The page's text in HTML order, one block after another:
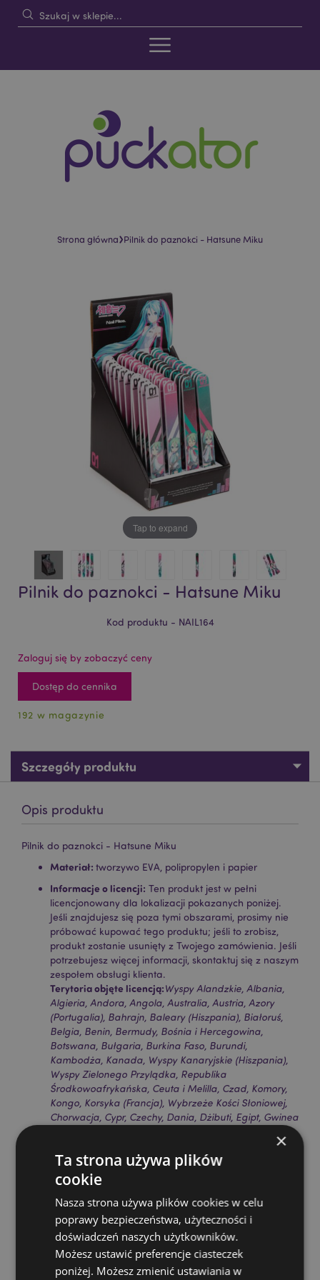
Strona główna›Pilnik do paznokci - Hatsune Miku
Tap to expand
Pilnik do paznokci - Hatsune Miku
Kod produktu - NAIL164
Zaloguj się by zobaczyć ceny
Dostęp do cennika
192 w magazynie
Szczegóły produktu
Opis produktu
Pilnik do paznokci - Hatsune Miku
Materiał: tworzywo EVA, polipropylen i papier
Informacje o licencji: Ten produkt jest w pełni
licencjonowany dla lokalizacji pokazanych poniżej.
Jeśli znajdujesz się poza tymi obszarami, prosimy nie
próbować kupować tego produktu; jeśli to zrobisz,
produkt zostanie usunięty z Twojego zamówienia. Jeśli
potrzebujesz więcej informacji, skontaktuj się z naszym
zespołem obsługi klienta.
Terytoria objęte licencją:Wyspy Alandzkie, Albania,
Algieria, Andora, Angola, Australia, Austria, Azory
(Portugalia), Bahrajn, Baleary (Hiszpania), Białoruś,
Belgia, Benin, Bermudy, Bośnia i Hercegowina,
Botswana, Bułgaria, Burkina Faso, Burundi,
Kambodża, Kanada, Wyspy Kanaryjskie (Hiszpania),
Wyspy Zielonego Przylądka, Republika
Środkowoafrykańska, Ceuta i Melilla, Czad, Komory,
Kongo, Korsyka (Francja), Wybrzeże Kości Słoniowej,
Chorwacja, Cypr, Czechy, Dania, Dżibuti, Egipt, Gwinea
Francuska, Gabon, Gambia, Niemcy, Ghana, Gibraltar,
Grecja, Gwadelupa, Guernsey (Wyspy Normandzkie),
Gwinea, Gwinea Bissau, Watykan, Węgry, Islandia,
Iran, Irak, Irlandia, Wyspa Man (Wielka Brytania),
Włochy (kontynentalne), Jersey (Wyspy Normandzkie),
Jordania, Kenia, Kuwejt, Łotwa, Liban, Lesotho, Liberia,
Libia, Liechtenstein, Litwa, Luksemburg, Macedonia
Północna, Madagaskar, Madera (Portugalia), Malawi,
Mali, Malta, Martynika, Mauretania, Mauritius,
×
Ta strona używa plików
cookie
Nasza strona używa plików cookies w celu
poprawy bezpieczeństwa, użyteczności i
doświadczeń naszych użytkowników.
Możesz ustawić preferencje ciasteczek
poniżej. Możesz zmienić ustawiania w